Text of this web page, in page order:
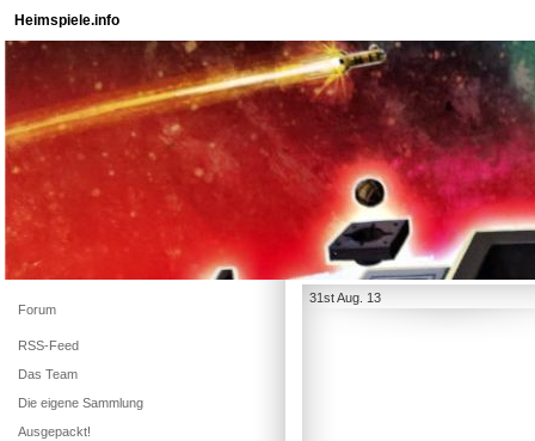
Heimspiele.info
31st Aug. 13
Forum
RSS-Feed
Das Team
Die eigene Sammlung
Ausgepackt!